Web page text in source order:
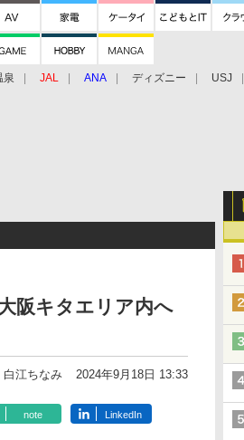
泉 JAL ANA ディズニー USJ
阪キタエリア内へ
白江ちなみ 2024年9月18日 13:33
note LinkedIn